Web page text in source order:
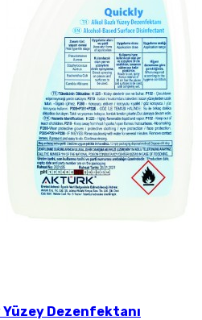
Dezenfektanı